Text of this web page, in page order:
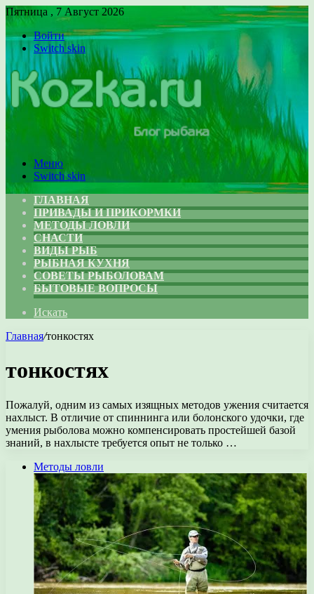
Пятница , 7 Август 2026
Войти
Switch skin
Меню
Switch skin
ГЛАВНАЯ
ПРИВАДЫ И ПРИКОРМКИ
МЕТОДЫ ЛОВЛИ
СНАСТИ
ВИДЫ РЫБ
РЫБНАЯ КУХНЯ
СОВЕТЫ РЫБОЛОВАМ
БЫТОВЫЕ ВОПРОСЫ
Искать
Главная/тонкостях
тонкостях
Пожалуй, одним из самых изящных методов ужения считается
нахлыст. В отличие от спиннинга или болонского удочки, где
умения рыболова можно компенсировать простейшей базой
знаний, в нахлысте требуется опыт не только …
Методы ловли